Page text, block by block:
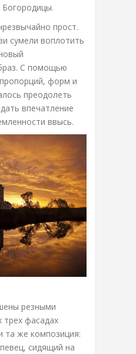
прост.
сумели воплотить
С помощью
форм и
преодолеть
впечатление
ввысь.
резными
трех фасадах
та же композиция:
сидящий на